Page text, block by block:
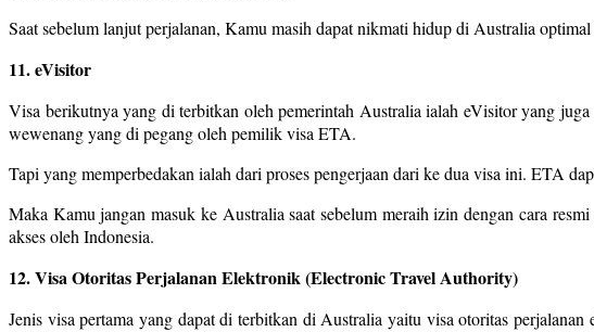
Saat sebelum lanjut perjalanan, Kamu masih dapat nikmati hidup di Australia
11. eVisitor
Visa berikutnya yang di terbitkan oleh pemerintah Australia ialah eVisitor yang
wewenang yang di pegang oleh pemilik visa ETA.
Tapi yang memperbedakan ialah dari proses pengerjaan dari ke dua visa ini. ETA
Maka Kamu jangan masuk ke Australia saat sebelum meraih izin dengan cara
akses oleh Indonesia.
12. Visa Otoritas Perjalanan Elektronik (Electronic Travel Authority)
Jenis visa pertama yang dapat di terbitkan di Australia yaitu visa otoritas